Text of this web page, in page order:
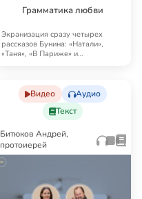
Грамматика любви
Экранизация сразу четырех
рассказов Бунина: «Натали»,
«Таня», «В Париже» и
Видео
Аудио
Текст
Битюков Андрей,
протоиерей